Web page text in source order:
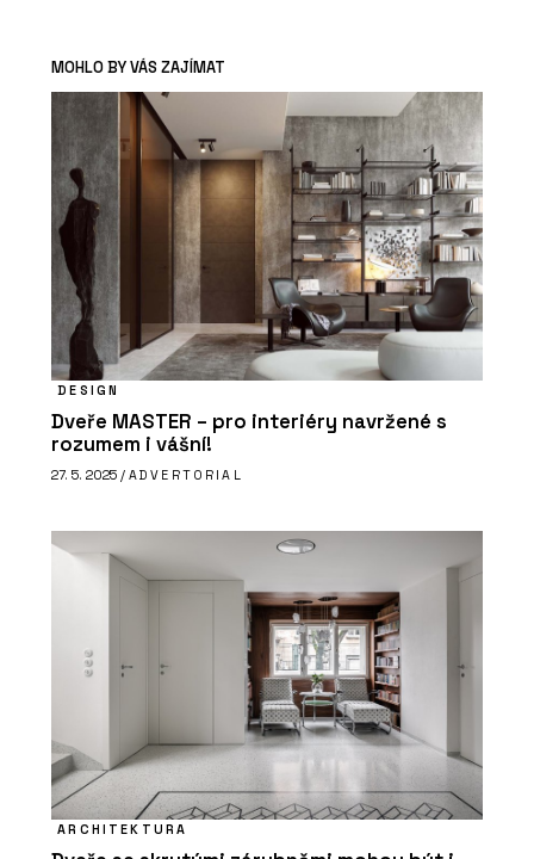
MOHLO BY VÁS ZAJÍMAT
DESIGN
Dveře MASTER – pro interiéry navržené s
rozumem i vášní!
27. 5. 2025 / ADVERTORIAL
ARCHITEKTURA